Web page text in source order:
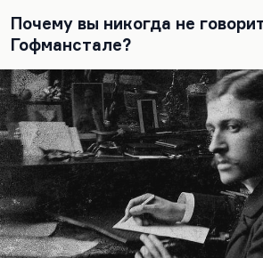
Особенно мне нравится вот этот
сбой.
И сколько я стихов не написала,
И тайный хор их бродит вкруг меня
И, может быть, еще когда-нибудь
Меня задушит...
Почему вы никогда не
Гофманстале?